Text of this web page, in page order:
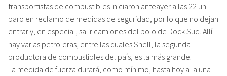
transportistas de combustibles iniciaron anteayer a las 22 un
paro en reclamo de medidas de seguridad, por lo que no dejan
entrar y, en especial, salir camiones del polo de Dock Sud. Allí
hay varias petroleras, entre las cuales Shell, la segunda
productora de combustibles del país, es la más grande.
La medida de fuerza durará, como mínimo, hasta hoy a la una